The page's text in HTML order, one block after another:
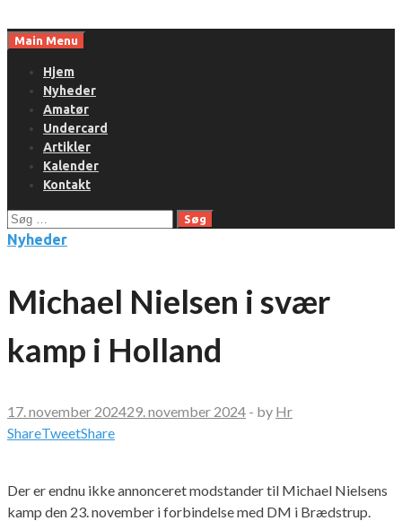
toMain Menu
Hjem
Nyheder
Amatør
Undercard
Artikler
Kalender
Kontakt
Søg
efter:
Nyheder
Michael Nielsen i svær
kamp i Holland
17. november 202429. november 2024 - by Hr
ShareTweetShare
Der er endnu ikke annonceret modstander til Michael Nielsens
kamp den 23. november i forbindelse med DM i Brædstrup.